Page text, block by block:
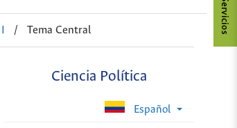
/ Tema Central
Ciencia Política
Español